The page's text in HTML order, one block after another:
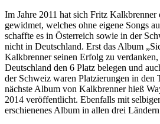
Im Jahre 2011 hat sich Fritz
gewidmet, welches ohne eigene Songs
schaffte es in Österreich sowie in der
nicht in Deutschland. Erst das Album
Kalkbrenner seinen Erfolg zu
Deutschland den 6 Platz belegen und
der Schweiz waren Platzierungen in den
nächste Album von Kalkbrenner hieß
2014 veröffentlicht. Ebenfalls mit
erschienenes Album in allen drei